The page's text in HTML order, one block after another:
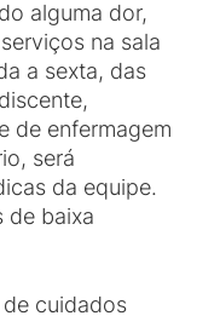
alguma dor,
na sala
a sexta, das
de enfermagem
será
da equipe.
de baixa
cuidados